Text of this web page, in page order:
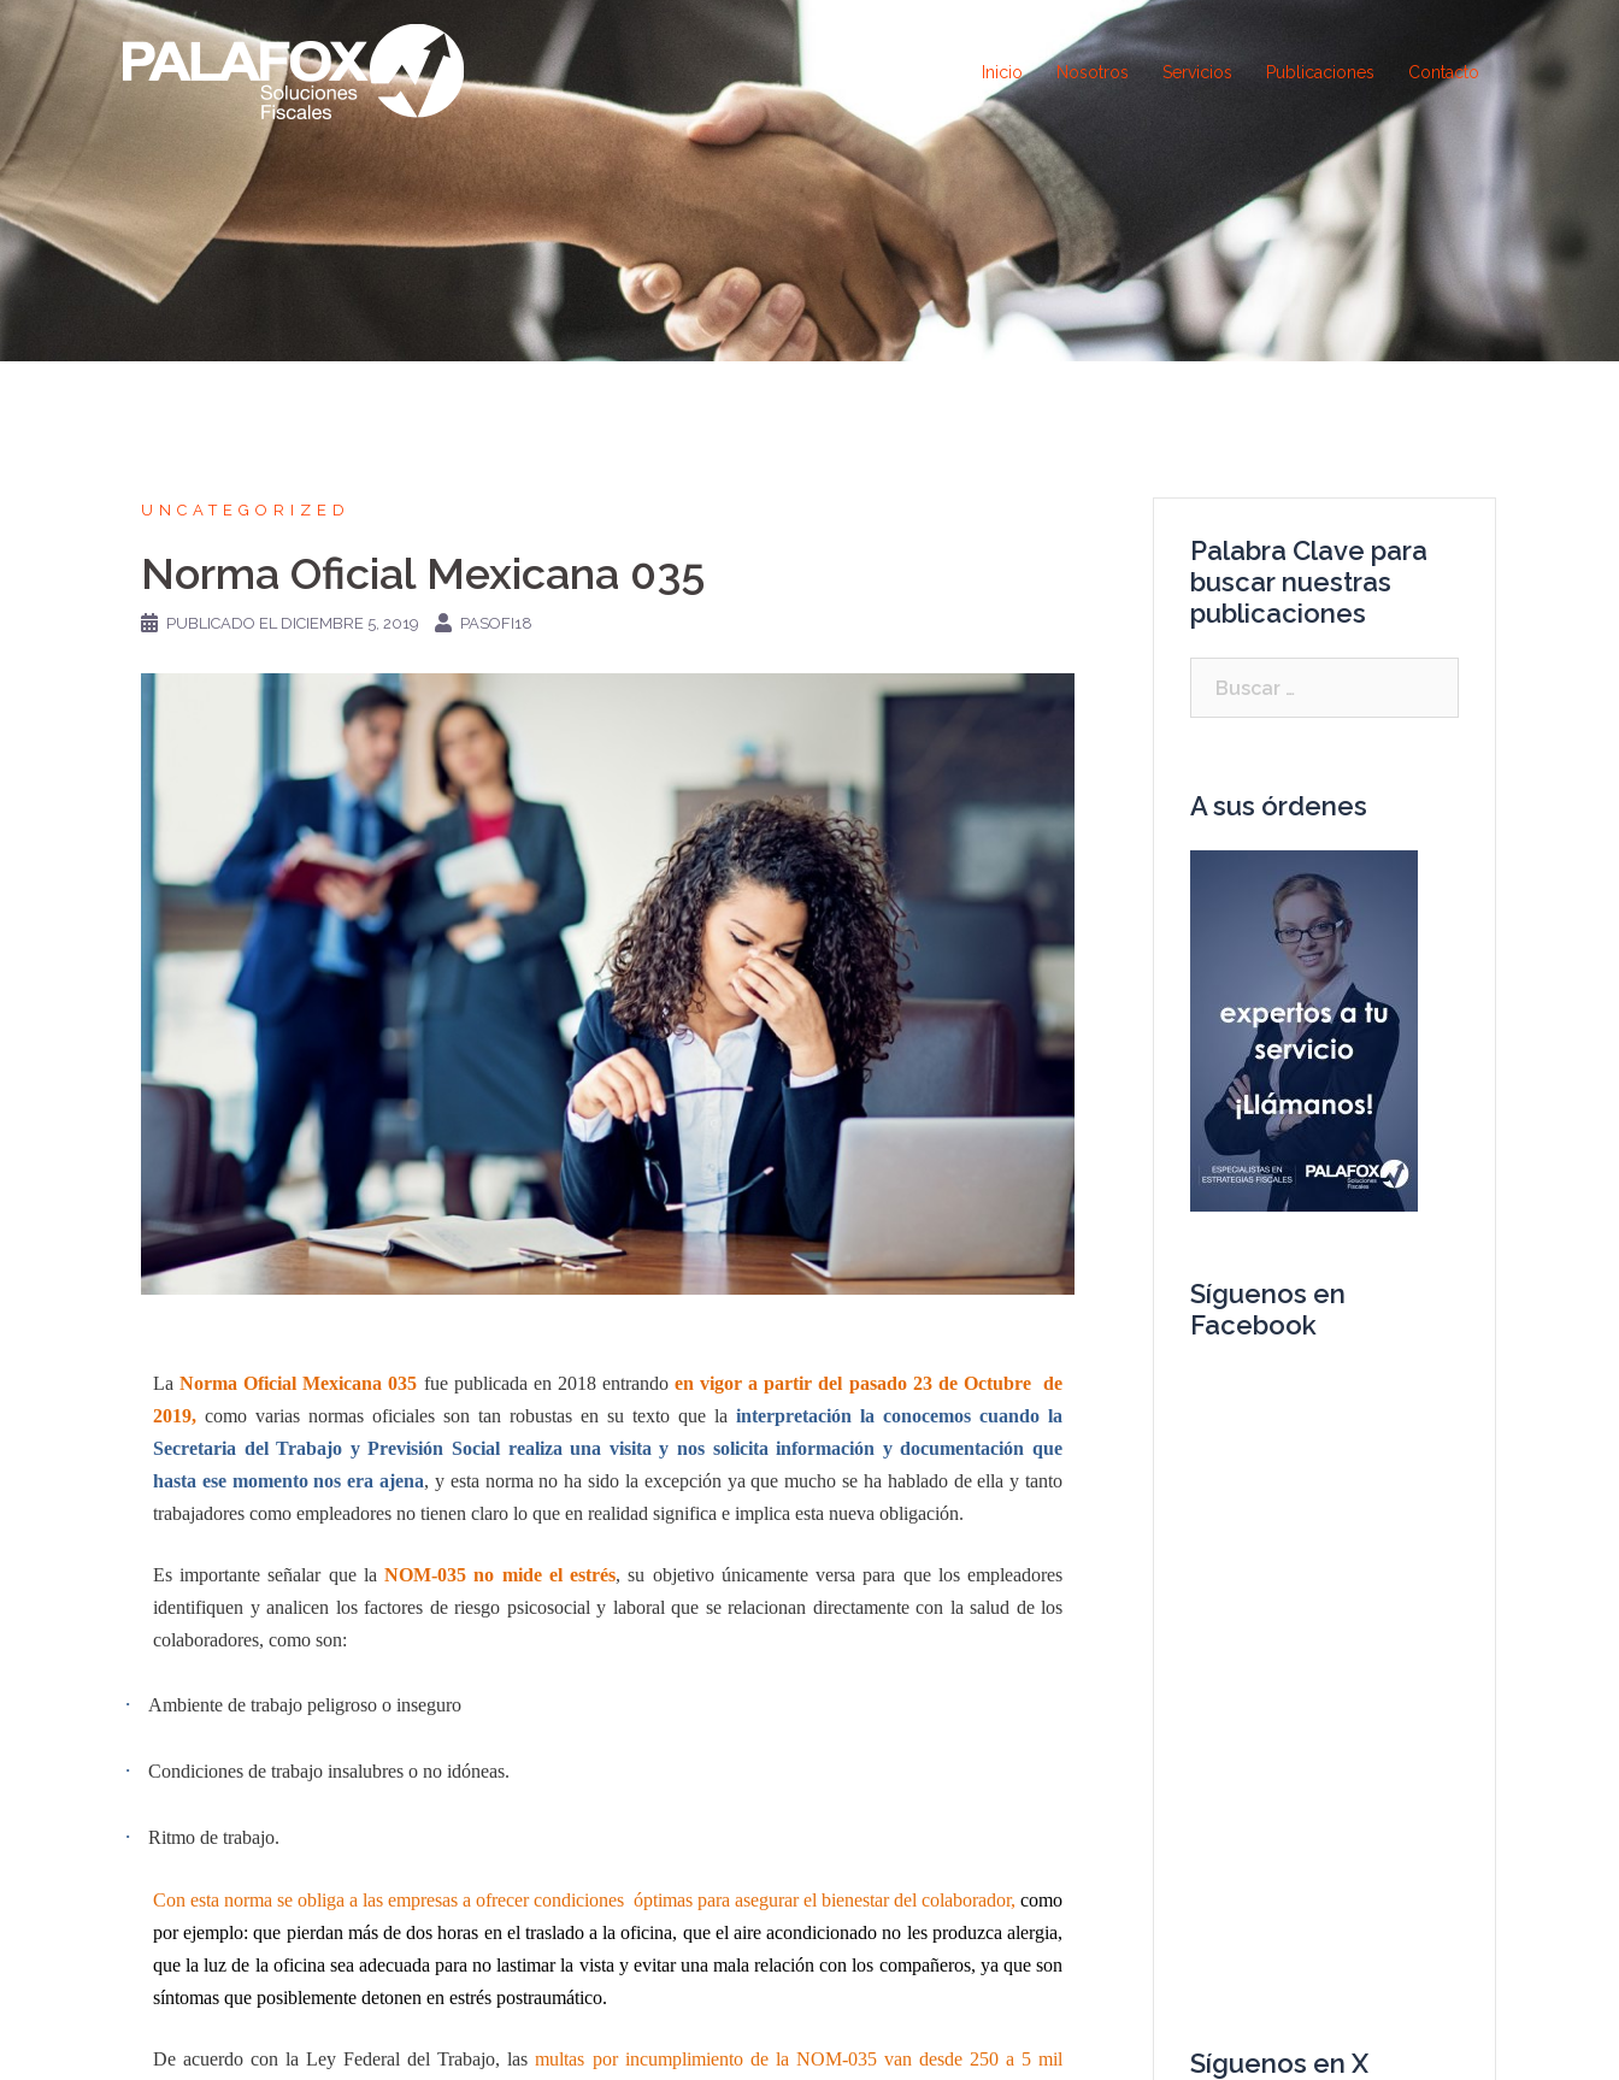
Inicio Nosotros Servicios Publicaciones Contacto
UNCATEGORIZED
Norma Oficial Mexicana 035
PUBLICADO EL DICIEMBRE 5, 2019 PASOFI18
LaNorma Oficial Mexicana 035 fue publicada en 2018 entrandoen vigor a partir del pasado 23 de Octubre de
2019, como varias normas oficiales son tan robustas en su texto que la interpretación la conocemos cuando la
Secretaria del Trabajo y Previsión Social realiza una visita y nos solicita información y documentación que
hasta ese momento nos era ajena, y esta norma no ha sido la excepción ya que mucho se ha hablado de ella y tanto
trabajadores como empleadores no tienen claro lo que en realidad significa e implica esta nueva obligación.
Es importante señalar que laNOM-035 no mide el estrés, su objetivo únicamente versa para que los empleadores
identifiquen y analicen los factores de riesgo psicosocial y laboral que se relacionan directamente con la salud de los
colaboradores, como son:
· Ambiente de trabajo peligroso o inseguro
· Condiciones de trabajo insalubres o no idóneas.
· Ritmo de trabajo.
Con esta norma se obliga a las empresas a ofrecer condiciones óptimas para asegurar el bienestar del colaborador, como
por ejemplo: que pierdan más de dos horas en el traslado a la oficina, que el aire acondicionado no les produzca alergia,
que la luz de la oficina sea adecuada para no lastimar la vista y evitar una mala relación con los compañeros, ya que son
síntomas que posiblemente detonen en estrés postraumático.
De acuerdo con la Ley Federal del Trabajo, lasmultas por incumplimiento de la NOM-035 van desde 250 a 5 mil
Palabra Clave para
buscar nuestras
publicaciones
A sus órdenes
Síguenos en
Facebook
Síguenos en X